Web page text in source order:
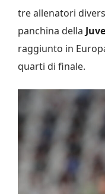
tre allenatori
panchina della Juve
raggiunto in
quarti di finale.